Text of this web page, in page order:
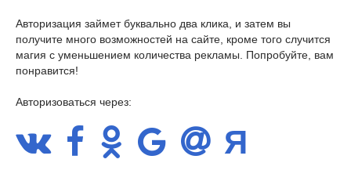
Авторизация займет буквально два клика, и затем вы
получите много возможностей на сайте, кроме того случится
магия с уменьшением количества рекламы. Попробуйте, вам
понравится!
Авторизоваться через: